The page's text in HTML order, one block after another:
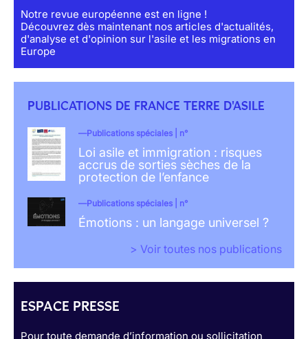
Notre revue européenne est en ligne !
Découvrez dès maintenant nos articles d'actualités,
d'analyse et d'opinion sur l'asile et les migrations en
Europe
PUBLICATIONS DE FRANCE TERRE D'ASILE
Publications spéciales | n°
Loi asile et immigration : risques
accrus de sorties sèches de la
protection de l’enfance
Publications spéciales | n°
Émotions : un langage universel ?
> Voir toutes nos publications
ESPACE PRESSE
Pour toute demande d’information ou sollicitation